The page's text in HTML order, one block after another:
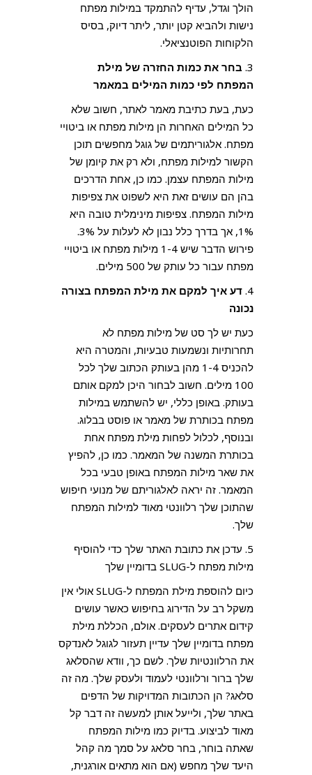
הולך וגדל, עדיף להתמקד במילות מפתח
נישות ולהביא קטן יותר, ליתר דיוק, בסיס
הלקוחות הפוטנציאלי.
3. בחר את כמות החזרה של מילת
המפתח לפי כמות המילים במאמר
כעת, בעת כתיבת מאמר לאתר, חשוב שלא
כל המילים האחרות הן מילות מפתח או ביטויי
מפתח. אלגוריתמים של גוגל מחפשים תוכן
הקשור למילות מפתח, ולא רק את קיומן של
מילות המפתח עצמן. כמו כן, אחת הדרכים
בהן הם עושים זאת היא לשפוט את צפיפות
מילות המפתח. צפיפות מינימלית טובה היא
1%, אך בדרך כלל נבון לא לעלות על 3%.
פירוש הדבר שיש 1-4 מילות מפתח או ביטויי
מפתח עבור כל עותק של 500 מילים.
4. דע איך למקם את מילת המפתח בצורה
נכונה
כעת יש לך סט של מילות מפתח לא
תחרותיות ונשמעות טבעיות, והמטרה היא
להכניס 1-4 מהן בעותק הכתוב שלך לכל
100 מילים. חשוב לבחור היכן למקם אותם
בעותק. באופן כללי, יש להשתמש במילות
מפתח בכותרת של מאמר או פוסט בבלוג.
ובנוסף, לכלול לפחות מילת מפתח אחת
בכותרת המשנה של המאמר. כמו כן, להפיץ
את שאר מילות המפתח באופן טבעי בכל
המאמר. זה יראה לאלגוריתם של מנועי חיפוש
שהתוכן שלך רלוונטי מאוד למילות המפתח
שלך.
5. עדכן את כתובת האתר שלך כדי להוסיף
מילות מפתח ל-SLUG בדומיין שלך
כיום להוספת מילת המפתח ל-SLUG אולי אין
משקל רב על הדירוג בחיפוש כאשר עושים
קידום אתרים לעסקים. אולם, הכללת מילת
מפתח בדומיין שלך עדיין תעזור לגוגל לאנדקס
את הרלוונטיות שלך. לשם כך, וודא שהסלאג
שלך ברור ורלוונטי לעמוד ולעסק שלך. מה זה
סלאג? הן הכתובות המדויקות של הדפים
באתר שלך, ולייעל אותן למעשה זה דבר קל
מאוד לביצוע. בדיוק כמו מילות המפתח
שאתה בוחר, בחר סלאג על סמך מה קהל
היעד שלך מחפש (אם הוא מתאים אורגנית,